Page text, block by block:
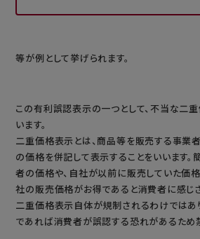
等が例として挙げられます。
この有利誤認表示の一つとして、不当な二
います。
二重価格表示とは、商品等を販売する事業
の価格を併記して表示することをいいます。
者の価格や、自社が以前に販売していた価
社の販売価格がお得であると消費者に感じ
二重価格表示自体が規制されるわけではあ
であれば消費者が誤認する恐れがあるため